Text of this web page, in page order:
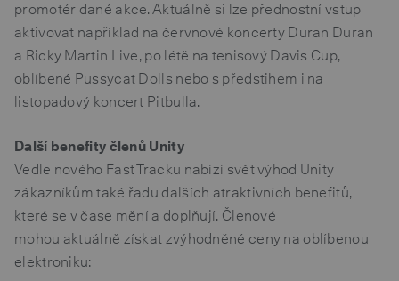
promotér dané akce. Aktuálně si lze přednostní vstup
aktivovat například na červnové koncerty Duran Duran
a Ricky Martin Live, po létě na tenisový Davis Cup,
oblíbené Pussycat Dolls nebo s předstihem i na
listopadový koncert Pitbulla.
Další benefity členů Unity
Vedle nového Fast Tracku nabízí svět výhod Unity
zákazníkům také řadu dalších atraktivních benefitů,
které se v čase mění a doplňují. Členové
mohou aktuálně získat zvýhodněné ceny na oblíbenou
elektroniku: